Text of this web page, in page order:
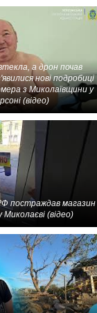
а дрон почав
нові подробиці
з Миколаївщини у
(відео)
постраждав магазин
Миколаєві (відео)